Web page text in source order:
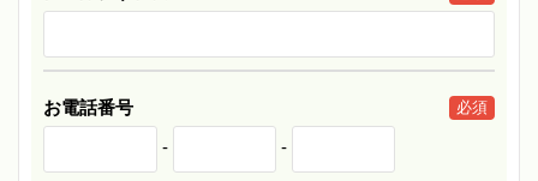
お電話番号 必須
- -